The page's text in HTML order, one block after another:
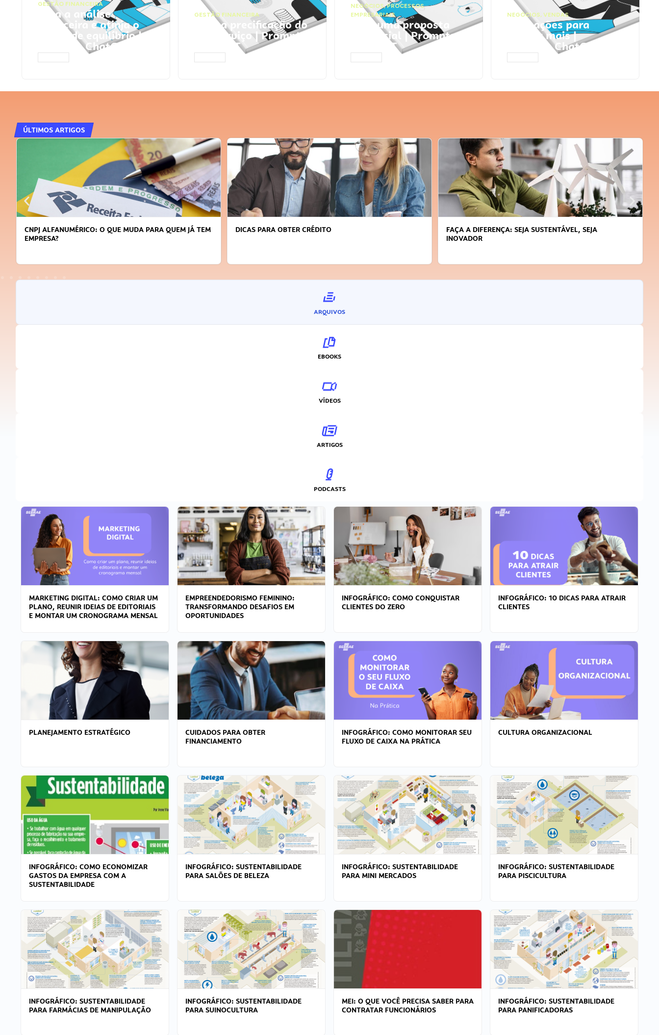
GESTÃO FINANCEIRA
Faça a análise
financeira e atinja o
ponto de equilíbrio |
Prompts ChatGPT
GESTÃO FINANCEIRA
Faça a precificação do
seu serviço | Prompts
ChatGPT
NEGÓCIOS,PROCESSOS
EMPRESARIAIS
Faça uma proposta
comercial | Prompts
ChatGPT
NEGÓCIOS, VENDAS
Faça ações para
vender mais |
Prompts ChatGPT
ÚLTIMOS ARTIGOS
CNPJ ALFANUMÉRICO: O QUE MUDA PARA QUEM JÁ TEM
EMPRESA?
DICAS PARA OBTER CRÉDITO
FAÇA A DIFERENÇA: SEJA SUSTENTÁVEL, SEJA
INOVADOR
ARQUIVOS
EBOOKS
VÍDEOS
ARTIGOS
PODCASTS
MARKETING DIGITAL: COMO CRIAR UM
PLANO, REUNIR IDEIAS DE EDITORIAIS
E MONTAR UM CRONOGRAMA MENSAL
EMPREENDEDORISMO FEMININO:
TRANSFORMANDO DESAFIOS EM
OPORTUNIDADES
INFOGRÁFICO: COMO CONQUISTAR
CLIENTES DO ZERO
INFOGRÁFICO: 10 DICAS PARA ATRAIR
CLIENTES
PLANEJAMENTO ESTRATÉGICO
CUIDADOS PARA OBTER
FINANCIAMENTO
INFOGRÁFICO: COMO MONITORAR SEU
FLUXO DE CAIXA NA PRÁTICA
CULTURA ORGANIZACIONAL
INFOGRÁFICO: COMO ECONOMIZAR
GASTOS DA EMPRESA COM A
SUSTENTABILIDADE
INFOGRÁFICO: SUSTENTABILIDADE
PARA SALÕES DE BELEZA
INFOGRÁFICO: SUSTENTABILIDADE
PARA MINI MERCADOS
INFOGRÁFICO: SUSTENTABILIDADE
PARA PISCICULTURA
INFOGRÁFICO: SUSTENTABILIDADE
PARA FARMÁCIAS DE MANIPULAÇÃO
INFOGRÁFICO: SUSTENTABILIDADE
PARA SUINOCULTURA
MEI: O QUE VOCÊ PRECISA SABER PARA
CONTRATAR FUNCIONÁRIOS
INFOGRÁFICO: SUSTENTABILIDADE
PARA PANIFICADORAS